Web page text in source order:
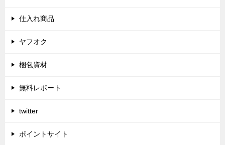
仕入れ商品
ヤフオク
梱包資材
無料レポート
twitter
ポイントサイト